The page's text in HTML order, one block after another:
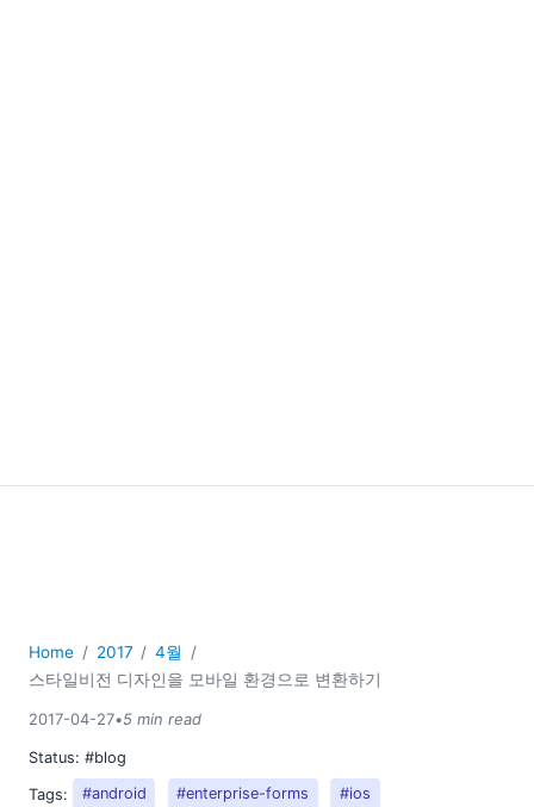
Home 2017
4월
스타일비전 디자인을 모바일 환경으로 변환하기
2017-04-27•5 min read
Status: #blog
Tags:
#android #enterprise-forms #ios